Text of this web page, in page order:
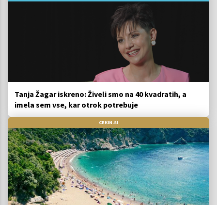
Tanja Žagar iskreno: Živeli smo na 40 kvadratih, a
imela sem vse, kar otrok potrebuje
CEKIN.SI